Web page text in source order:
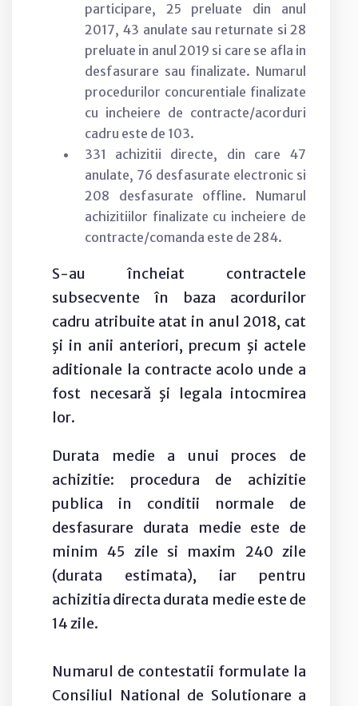
participare, 25 preluate din anul
2017, 43 anulate sau returnate si 28
preluate in anul 2019 si care se afla in
desfasurare sau finalizate. Numarul
procedurilor concurentiale finalizate
cu incheiere de contracte/acorduri
cadru este de 103.
331 achizitii directe, din care 47
anulate, 76 desfasurate electronic si
208 desfasurate offline. Numarul
achizitiilor finalizate cu incheiere de
contracte/comanda este de 284.
S-au încheiat contractele
subsecvente în baza acordurilor
cadru atribuite atat in anul 2018, cat
şi in anii anteriori, precum şi actele
aditionale la contracte acolo unde a
fost necesară şi legala intocmirea
lor.
Durata medie a unui proces de
achizitie: procedura de achizitie
publica in conditii normale de
desfasurare durata medie este de
minim 45 zile si maxim 240 zile
(durata estimata), iar pentru
achizitia directa durata medie este de
14 zile.
Numarul de contestatii formulate la
Consiliul National de Solutionare a